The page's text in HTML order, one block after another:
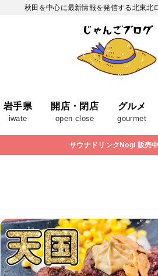
秋田を中心に最新情報を発信する北東北
岩手県
iwate
開店・閉店
open close
グルメ
gourmet
サウナドリンクNogi 販売中